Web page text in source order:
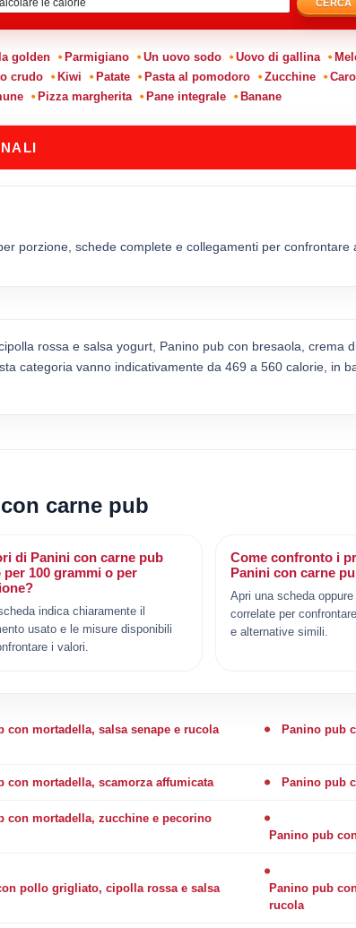
CERCA
golden Parmigiano Un uovo sodo Uovo di gallina
crudo Kiwi Patate Pasta al pomodoro Zucchine
Pizza margherita Pane integrale Banane
porzione, schede complete e collegamenti per confrontare
rossa e salsa yogurt, Panino pub con bresaola, crema
categoria vanno indicativamente da 469 a 560 calorie, in
carne pub
di Panini con carne pub
per 100 grammi o per
indica chiaramente il
usato e le misure disponibili
i valori.
Come confronto i
Panini con carne
Apri una scheda
correlate per
e alternative simili.
con mortadella, salsa senape e rucola Panino pub
con mortadella, scamorza affumicata Panino pub
con mortadella, zucchine e pecorino
Panino pub
pollo grigliato, cipolla rossa e salsa
Panino pub
rucola